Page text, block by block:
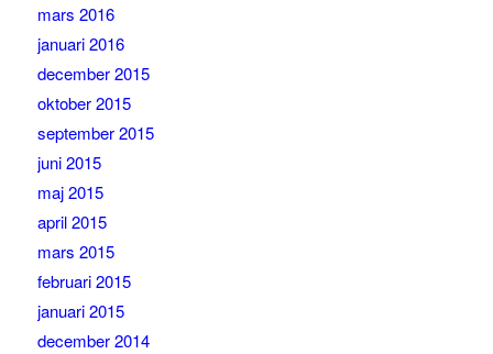
mars 2016
januari 2016
december 2015
oktober 2015
september 2015
juni 2015
maj 2015
april 2015
mars 2015
februari 2015
januari 2015
december 2014